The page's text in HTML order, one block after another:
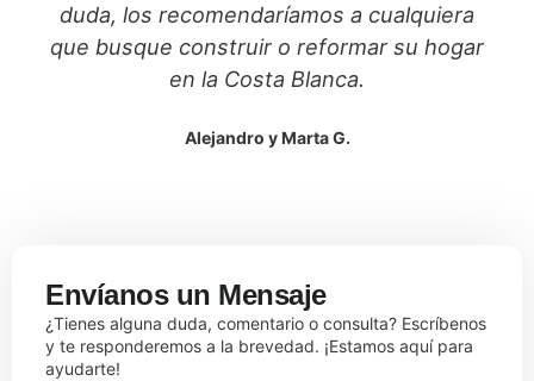
duda, los recomendaríamos a cualquiera
que busque construir o reformar su hogar
en la Costa Blanca.
Alejandro y Marta G.
Envíanos un Mensaje
¿Tienes alguna duda, comentario o consulta? Escríbenos
y te responderemos a la brevedad. ¡Estamos aquí para
ayudarte!